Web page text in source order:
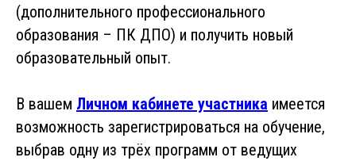
(дополнительного профессионального
образования – ПК ДПО) и получить новый
образовательный опыт.
В вашем Личном кабинете участника имеется
возможность зарегистрироваться на обучение,
выбрав одну из трёх программ от ведущих